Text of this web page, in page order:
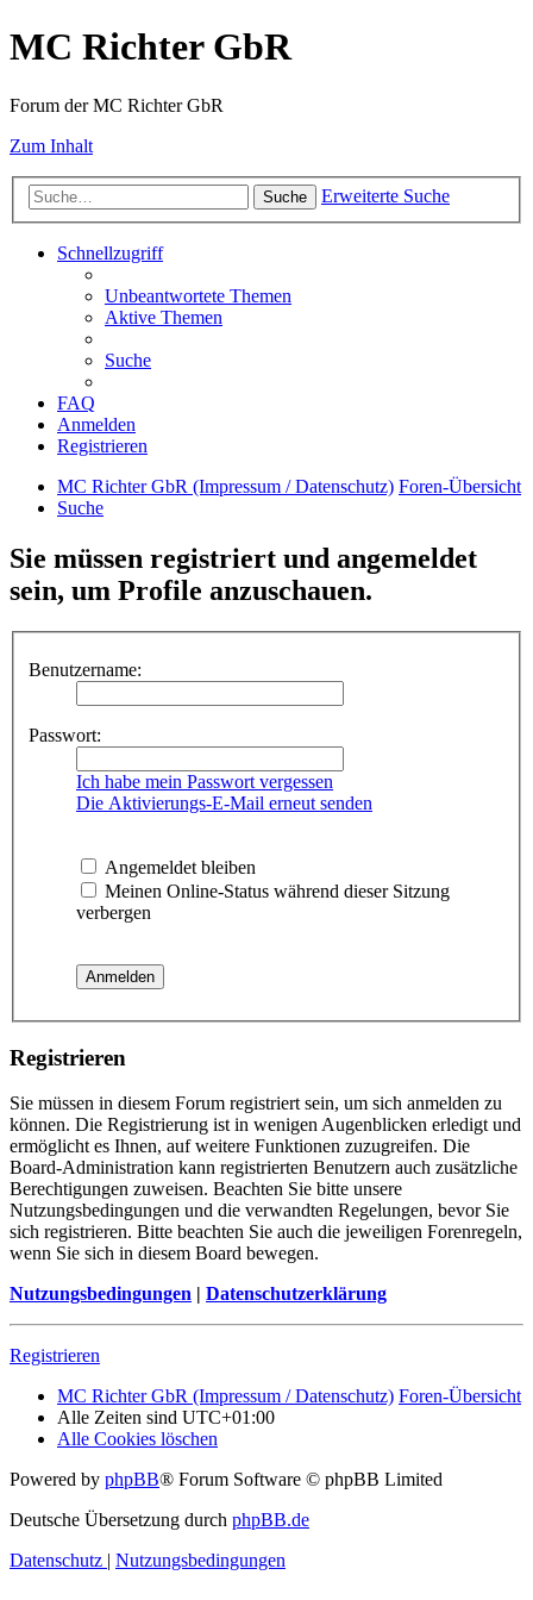
MC Richter GbR
Forum der MC Richter GbR
Zum Inhalt
Suche Erweiterte Suche
Schnellzugriff
Unbeantwortete Themen
Aktive Themen
Suche
FAQ
Anmelden
Registrieren
MC Richter GbR (Impressum / Datenschutz) Foren-Übersicht
Suche
Sie müssen registriert und angemeldet
sein, um Profile anzuschauen.
Benutzername:
Passwort:
Ich habe mein Passwort vergessen
Die Aktivierungs-E-Mail erneut senden
Angemeldet bleiben
Meinen Online-Status während dieser Sitzung
verbergen
Registrieren
Sie müssen in diesem Forum registriert sein, um sich anmelden zu
können. Die Registrierung ist in wenigen Augenblicken erledigt und
ermöglicht es Ihnen, auf weitere Funktionen zuzugreifen. Die
Board-Administration kann registrierten Benutzern auch zusätzliche
Berechtigungen zuweisen. Beachten Sie bitte unsere
Nutzungsbedingungen und die verwandten Regelungen, bevor Sie
sich registrieren. Bitte beachten Sie auch die jeweiligen Forenregeln,
wenn Sie sich in diesem Board bewegen.
Nutzungsbedingungen | Datenschutzerklärung
Registrieren
MC Richter GbR (Impressum / Datenschutz) Foren-Übersicht
Alle Zeiten sind UTC+01:00
Alle Cookies löschen
Powered by phpBB® Forum Software © phpBB Limited
Deutsche Übersetzung durch phpBB.de
Datenschutz | Nutzungsbedingungen